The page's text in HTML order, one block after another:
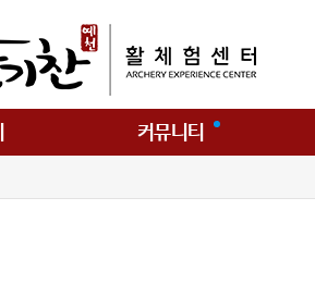
커뮤니티